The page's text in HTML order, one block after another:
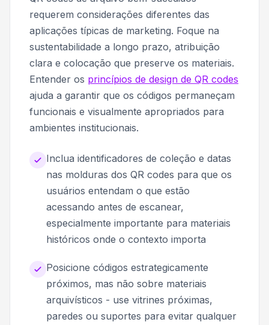
requerem considerações diferentes das
aplicações típicas de marketing. Foque na
sustentabilidade a longo prazo, atribuição
clara e colocação que preserve os materiais.
Entender os princípios de design de QR codes
ajuda a garantir que os códigos permaneçam
funcionais e visualmente apropriados para
ambientes institucionais.
Inclua identificadores de coleção e datas
nas molduras dos QR codes para que os
usuários entendam o que estão
acessando antes de escanear,
especialmente importante para materiais
históricos onde o contexto importa
Posicione códigos estrategicamente
próximos, mas não sobre materiais
arquivísticos - use vitrines próximas,
paredes ou suportes para evitar qualquer